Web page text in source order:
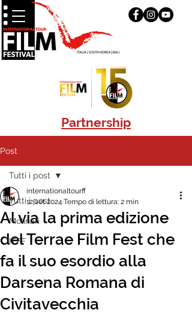
Partnership
Post
Tutti i post
Molinari
ITFF
Tutti i post
Al via la prima edizione
del Terrae Film Fest che
fa il suo esordio alla
Darsena Romana di
Civitavecchia
internationaltourff
12 set 2024 Tempo di lettura: 2 min